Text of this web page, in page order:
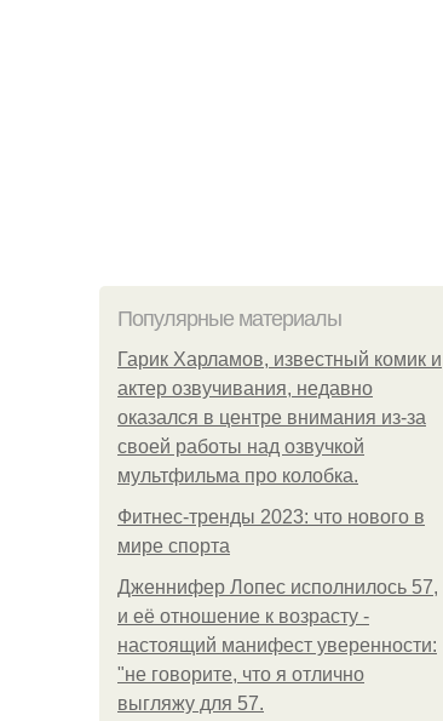
Популярные материалы
Гарик Харламов, известный комик и
актер озвучивания, недавно
оказался в центре внимания из-за
своей работы над озвучкой
мультфильма про колобка.
Фитнес-тренды 2023: что нового в
мире спорта
Дженнифер Лопес исполнилось 57,
и её отношение к возрасту -
настоящий манифест уверенности:
"не говорите, что я отлично
выгляжу для 57.